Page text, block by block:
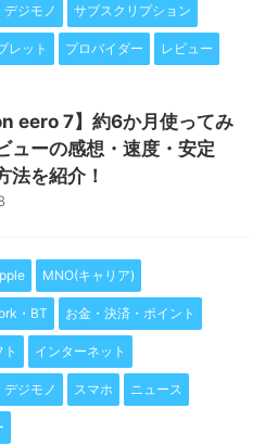
デジモノ サブスクリプション
レット プロバイダー レビュー
eero 7】約6か月使ってみ
ューの感想・速度・安定
法を紹介！
MNO(キャリア)
・BT お金・決済・ポイント
インターネット
デジモノ スマホ ニュース